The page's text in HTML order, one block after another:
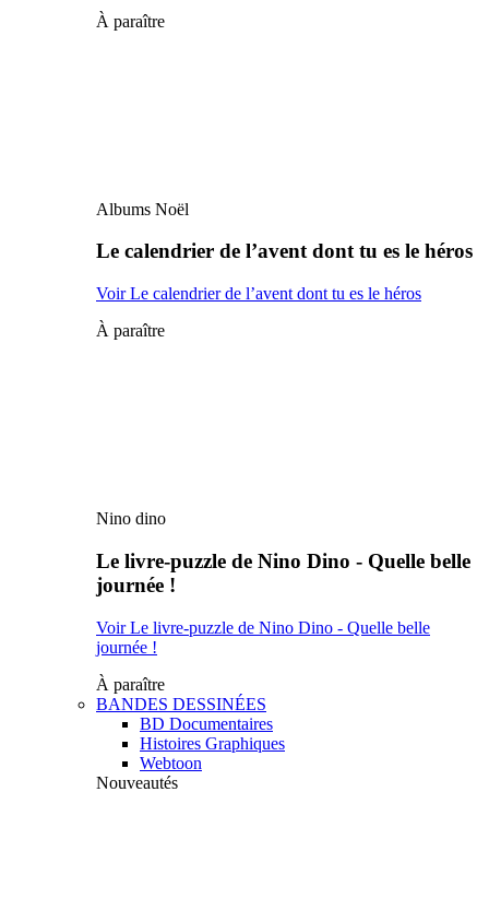
À paraître
Albums Noël
Le calendrier de l’avent dont tu es le héros
Voir Le calendrier de l’avent dont tu es le héros
À paraître
Nino dino
Le livre-puzzle de Nino Dino - Quelle belle
journée !
Voir Le livre-puzzle de Nino Dino - Quelle belle
journée !
À paraître
BANDES DESSINÉES
BD Documentaires
Histoires Graphiques
Webtoon
Nouveautés